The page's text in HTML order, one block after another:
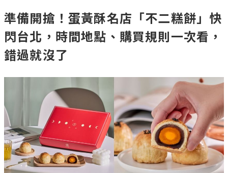
準備開搶！蛋黃酥名店「不二糕餅」快
閃台北，時間地點、購買規則一次看，
錯過就沒了